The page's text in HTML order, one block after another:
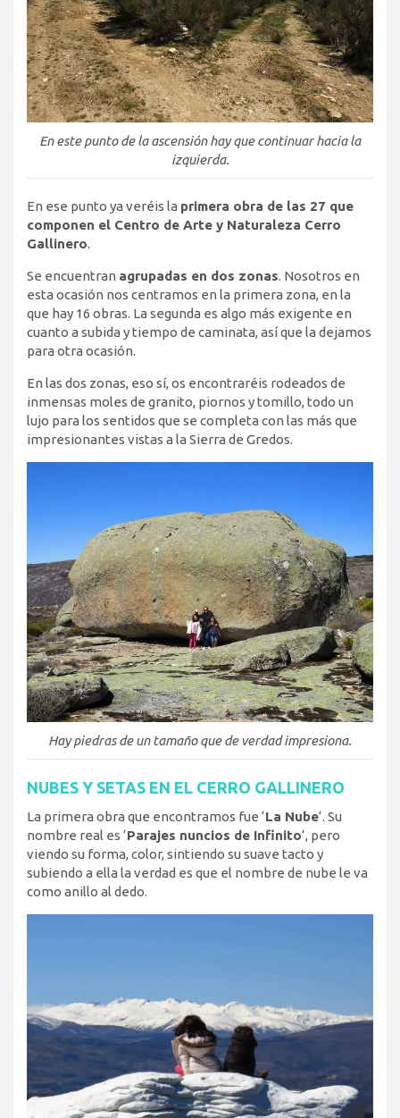
En este punto de la ascensión hay que continuar hacia la
izquierda.
En ese punto ya veréis la primera obra de las 27 que
componen el Centro de Arte y Naturaleza Cerro
Gallinero.
Se encuentran agrupadas en dos zonas. Nosotros en
esta ocasión nos centramos en la primera zona, en la
que hay 16 obras. La segunda es algo más exigente en
cuanto a subida y tiempo de caminata, así que la dejamos
para otra ocasión.
En las dos zonas, eso sí, os encontraréis rodeados de
inmensas moles de granito, piornos y tomillo, todo un
lujo para los sentidos que se completa con las más que
impresionantes vistas a la Sierra de Gredos.
Hay piedras de un tamaño que de verdad impresiona.
NUBES Y SETAS EN EL CERRO GALLINERO
La primera obra que encontramos fue ‘La Nube‘. Su
nombre real es ‘Parajes nuncios de Infinito‘, pero
viendo su forma, color, sintiendo su suave tacto y
subiendo a ella la verdad es que el nombre de nube le va
como anillo al dedo.